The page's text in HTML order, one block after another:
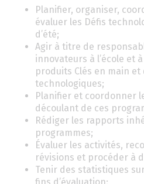
Planifier, organiser,
évaluer les Défis
d’été;
Agir à titre de
innovateurs à l’école et
produits Clés en main et
technologiques;
Planifier et coordonner
découlant de ces
Rédiger les rapports
programmes;
Évaluer les activités,
révisions et procéder à
Tenir des statistiques